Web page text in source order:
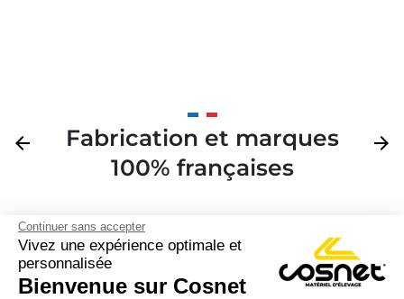
Continuer sans accepter
Vivez une expérience optimale et
personnalisée
Bienvenue sur Cosnet
Précédent
arrow_back
Fabrication et marques
100% françaises
arrow_forward